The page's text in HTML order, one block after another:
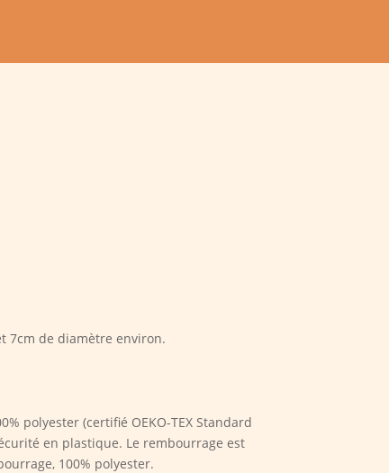
7cm de diamètre environ.
polyester (certifié OEKO-TEX Standard
en plastique. Le rembourrage est
100% polyester.